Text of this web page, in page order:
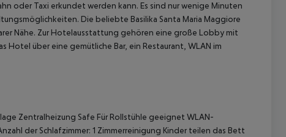
oder Taxi erkundet werden kann. Es sind nur wenige Minuten
Die beliebte Basilika Santa Maria Maggiore
Nähe. Zur Hotelausstattung gehören eine große Lobby mit
über eine gemütliche Bar, ein Restaurant, WLAN im
Zentralheizung Safe Für Rollstühle geeignet WLAN-
der Schlafzimmer: 1 Zimmerreinigung Kinder teilen das Bett